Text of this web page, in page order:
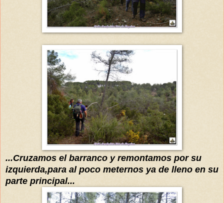
...Cruzamos el barranco y remontamos por su
izquierda,para al poco meternos ya de lleno en su
parte principal...